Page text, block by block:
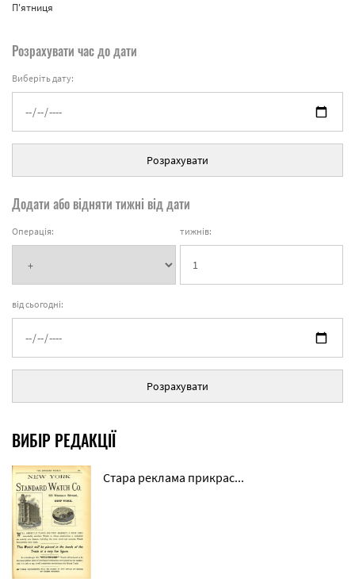
П'ятниця
Розрахувати час до дати
Виберіть дату:
Розрахувати
Додати або відняти тижні від дати
Операція: тижнів:
від сьогодні:
Розрахувати
ВИБІР РЕДАКЦІЇ
Стара реклама прикрас...